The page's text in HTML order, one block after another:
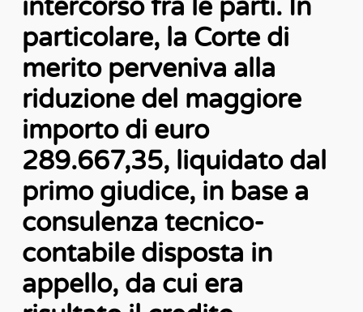
intercorso fra le parti. In
particolare, la Corte di
merito perveniva alla
riduzione del maggiore
importo di euro
289.667,35, liquidato dal
primo giudice, in base a
consulenza tecnico-
contabile disposta in
appello, da cui era